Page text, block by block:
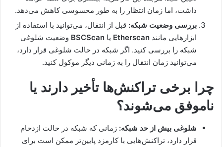
داشت، اما زمان انتظار را به طور محسوسی کاهش می‌دهد.
بررسی وضعیت شبکه: قبل از انتقال، می‌توانید با استفاده از
ابزارهایی مانند Etherscan یا BSCScan وضعیت شلوغی
شبکه را بررسی کنید. اگر شبکه در حالت شلوغی قرار دارد،
می‌توانید زمان انتقال را به زمانی دیگر موکول کنید.
چرا برخی تراکنش‌ها تأخیر دارند یا
ناموفق می‌شوند؟
شلوغی بیش از حد شبکه: زمانی که شبکه در حالت ازدحام
قرار دارد، تراکنش‌هایی با کارمزد پایین‌تر ممکن است برای